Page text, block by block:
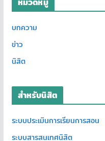
บทความ
ข่าว
นิสิต
สำหรับนิสิต
ระบบประเมินการเรียนการสอน
ระบบสารสนเทศนิสิต